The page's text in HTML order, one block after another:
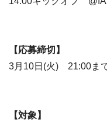
【応募締切】
3月10日(火) 21:00ま
【対象】